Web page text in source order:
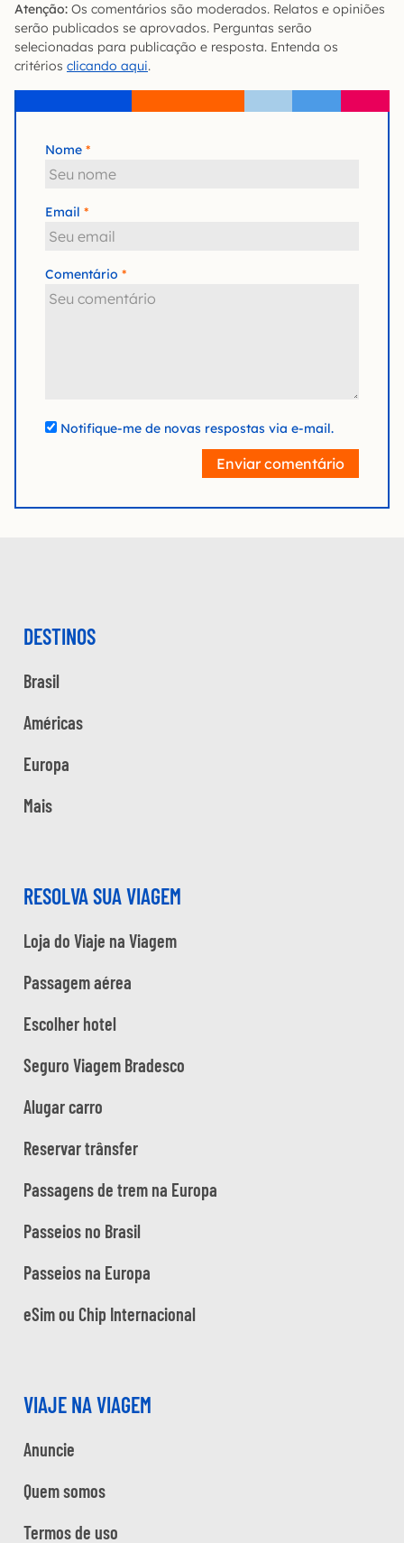
Atenção: Os comentários são moderados. Relatos e opiniões
serão publicados se aprovados. Perguntas serão
selecionadas para publicação e resposta. Entenda os
critérios clicando aqui.
Nome
Email
Comentário
Notifique-me de novas respostas via e-mail.
Enviar comentário
DESTINOS
Brasil
Américas
Europa
Mais
RESOLVA SUA VIAGEM
Loja do Viaje na Viagem
Passagem aérea
Escolher hotel
Seguro Viagem Bradesco
Alugar carro
Reservar trânsfer
Passagens de trem na Europa
Passeios no Brasil
Passeios na Europa
eSim ou Chip Internacional
VIAJE NA VIAGEM
Anuncie
Quem somos
Termos de uso